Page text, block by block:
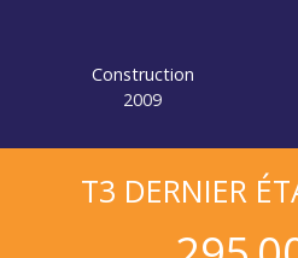
Construction
2009
T3 DERNIER